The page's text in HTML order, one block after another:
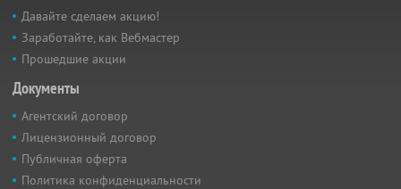
Давайте сделаем акцию!
Заработайте, как Вебмастер
Прошедшие акции
Документы
Агентский договор
Лицензионный договор
Публичная оферта
Политика конфиденциальности